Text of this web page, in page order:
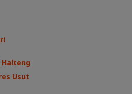
Halteng
Usut